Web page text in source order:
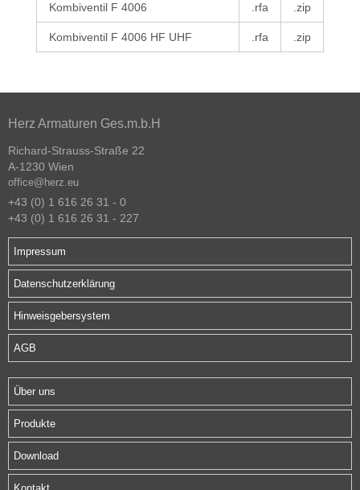
Kombiventil F 4006 .rfa .zip
Kombiventil F 4006 HF UHF .rfa .zip
Herz Armaturen Ges.m.b.H
Richard-Strauss-Straße 22
A-1230 Wien
office@herz.eu
+43 (0) 1 616 26 31 - 0
+43 (0) 1 616 26 31 - 227
Impressum
Datenschutzerklärung
Hinweisgebersystem
AGB
Über uns
Produkte
Download